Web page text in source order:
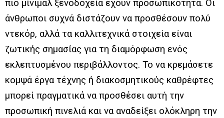
πιο μίνιμαλ ξενοδοχεία έχουν προσωπικότητα. Οι
άνθρωποι συχνά διστάζουν να προσθέσουν πολύ
ντεκόρ, αλλά τα καλλιτεχνικά στοιχεία είναι
ζωτικής σημασίας για τη διαμόρφωση ενός
εκλεπτυσμένου περιβάλλοντος. Το να κρεμάσετε
κομψά έργα τέχνης ή διακοσμητικούς καθρέφτες
μπορεί πραγματικά να προσθέσει αυτή την
προσωπική πινελιά και να αναδείξει ολόκληρη την